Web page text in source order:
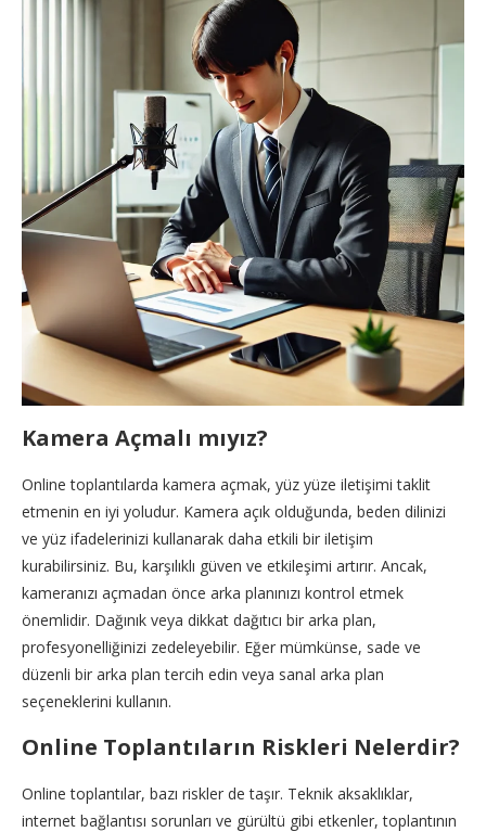
Kamera Açmalı mıyız?
Online toplantılarda kamera açmak, yüz yüze iletişimi taklit
etmenin en iyi yoludur. Kamera açık olduğunda, beden dilinizi
ve yüz ifadelerinizi kullanarak daha etkili bir iletişim
kurabilirsiniz. Bu, karşılıklı güven ve etkileşimi artırır. Ancak,
kameranızı açmadan önce arka planınızı kontrol etmek
önemlidir. Dağınık veya dikkat dağıtıcı bir arka plan,
profesyonelliğinizi zedeleyebilir. Eğer mümkünse, sade ve
düzenli bir arka plan tercih edin veya sanal arka plan
seçeneklerini kullanın.
Online Toplantıların Riskleri Nelerdir?
Online toplantılar, bazı riskler de taşır. Teknik aksaklıklar,
internet bağlantısı sorunları ve gürültü gibi etkenler, toplantının